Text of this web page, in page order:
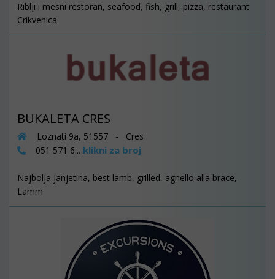
Riblji i mesni restoran, seafood, fish, grill, pizza, restaurant
Crikvenica
BUKALETA CRES
Loznati 9a, 51557 - Cres
051 571 6... klikni za broj
Najbolja janjetina, best lamb, grilled, agnello alla brace,
Lamm